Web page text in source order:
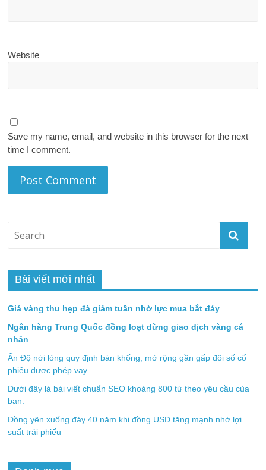
Website
Save my name, email, and website in this browser for the next
time I comment.
Bài viết mới nhất
Giá vàng thu hẹp đà giảm tuần nhờ lực mua bắt đáy
Ngân hàng Trung Quốc đồng loạt dừng giao dịch vàng cá
nhân
Ấn Độ nới lỏng quy định bán khống, mở rộng gần gấp đôi số cổ
phiếu được phép vay
Dưới đây là bài viết chuẩn SEO khoảng 800 từ theo yêu cầu của
bạn.
Đồng yên xuống đáy 40 năm khi đồng USD tăng mạnh nhờ lợi
suất trái phiếu